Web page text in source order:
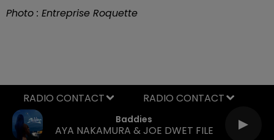
Photo : Entreprise Roquette
Baddies
AYA NAKAMURA & JOE DWET FILE
RADIO CONTACT